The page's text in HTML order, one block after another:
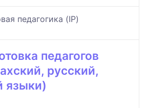
педагогика (IP)
педагогов
русский,
языки)